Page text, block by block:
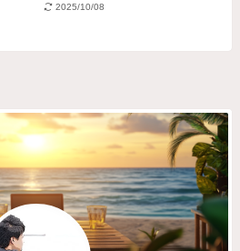
2025/10/08